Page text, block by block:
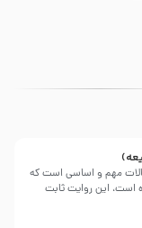
مهم و اساسی است که
است، این روایت ثابت